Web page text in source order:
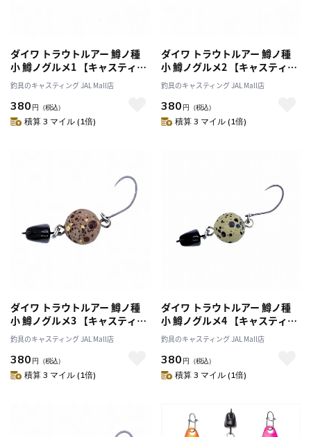
ダイワ トラウトルアー 鱒ノ種
小 鱒ノグルメ1 【キャスティン
グオリジナルカラー】
釣具のキャスティング JAL Mall店
380 円 （税込）
積算 3 マイル (1倍)
ダイワ トラウトルアー 鱒ノ種
小 鱒ノグルメ2 【キャスティン
グオリジナルカラー】
釣具のキャスティング JAL Mall店
380 円 （税込）
積算 3 マイル (1倍)
ダイワ トラウトルアー 鱒ノ種
小 鱒ノグルメ3 【キャスティン
グオリジナルカラー】
釣具のキャスティング JAL Mall店
380 円 （税込）
積算 3 マイル (1倍)
ダイワ トラウトルアー 鱒ノ種
小 鱒ノグルメ4 【キャスティン
グオリジナルカラー】
釣具のキャスティング JAL Mall店
380 円 （税込）
積算 3 マイル (1倍)